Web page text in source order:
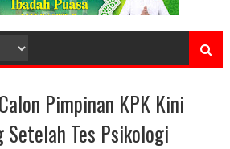
Pimpinan KPK Kini
Setelah Tes Psikologi